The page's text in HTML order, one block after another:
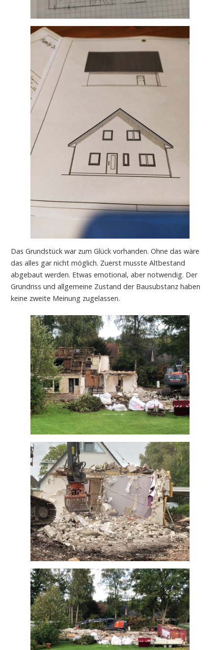
Das Grundstück war zum Glück vorhanden. Ohne das wäre
das alles gar nicht möglich. Zuerst musste Altbestand
abgebaut werden. Etwas emotional, aber notwendig. Der
Grundriss und allgemeine Zustand der Bausubstanz haben
keine zweite Meinung zugelassen.